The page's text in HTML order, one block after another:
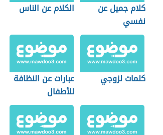
كلام جميل عن
نفسي
الكلام عن الناس
كلمات لزوجي
عبارات عن النظافة
للأطفال